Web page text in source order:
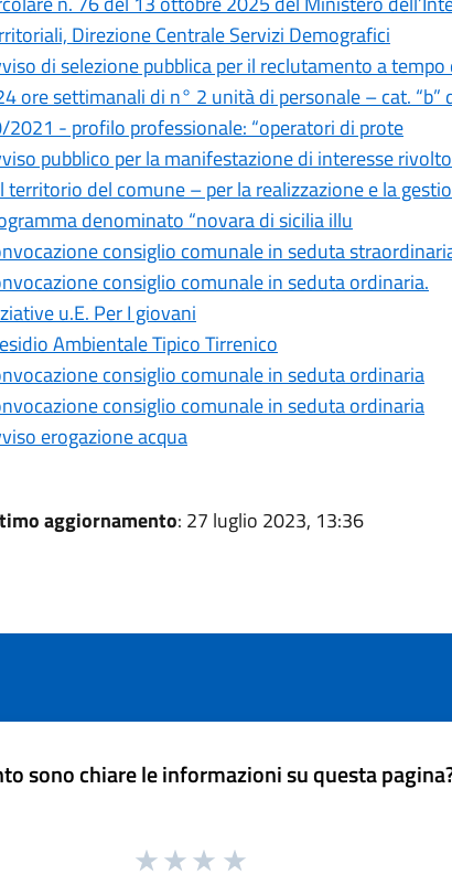
Direzione Centrale Servizi Demografici
di selezione pubblica per il reclutamento a
ore settimanali di n° 2 unità di personale – cat.
2021 - profilo professionale: “operatori di prote
pubblico per la manifestazione di interesse
territorio del comune – per la realizzazione e la
denominato “novara di sicilia illu
consiglio comunale in seduta
consiglio comunale in seduta ordinaria.
u.E. Per I giovani
Ambientale Tipico Tirrenico
consiglio comunale in seduta ordinaria
consiglio comunale in seduta ordinaria
erogazione acqua
aggiornamento: 27 luglio 2023, 13:36
sono chiare le informazioni su questa